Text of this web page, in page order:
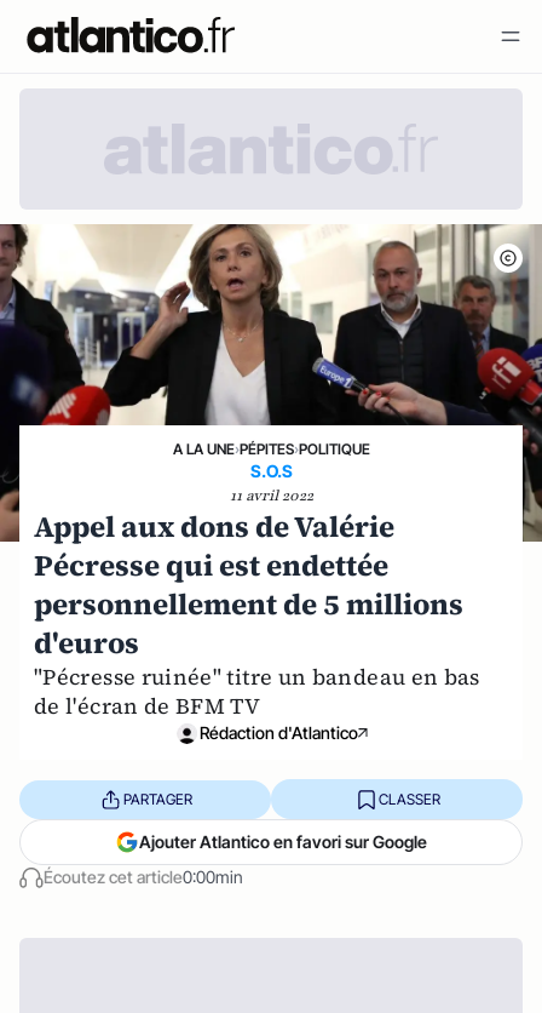
A LA UNE›PÉPITES›POLITIQUE
S.O.S
11 avril 2022
Appel aux dons de Valérie
Pécresse qui est endettée
personnellement de 5 millions
d'euros
"Pécresse ruinée" titre un bandeau en bas
de l'écran de BFM TV
Rédaction d'Atlantico
Écoutez cet article0:00min
PARTAGER CLASSER
Ajouter Atlantico en favori sur Google